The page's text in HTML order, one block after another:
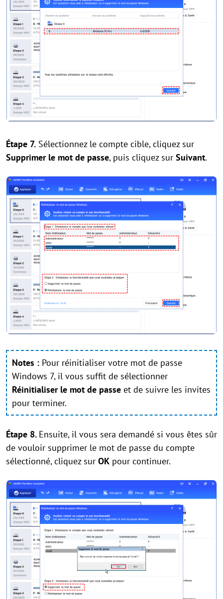
Étape 7. Sélectionnez le compte cible, cliquez sur
Supprimer le mot de passe, puis cliquez sur Suivant.
Notes : Pour réinitialiser votre mot de passe
Windows 7, il vous suffit de sélectionner
Réinitialiser le mot de passe et de suivre les invites
pour terminer.
Étape 8. Ensuite, il vous sera demandé si vous êtes sûr
de vouloir supprimer le mot de passe du compte
sélectionné, cliquez sur OK pour continuer.